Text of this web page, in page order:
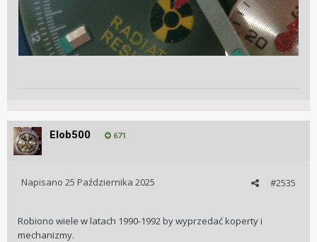
Elob500 671
#2535
Napisano 25 Października 2025
Robiono wiele w latach 1990-1992 by wyprzedać koperty i
mechanizmy.